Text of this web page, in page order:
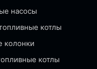
насосы
котлы
колонки
котлы